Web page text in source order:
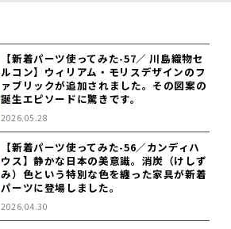
【新着パーツ使ってみた-57／ 川島織物セ
ルコン】ウィリアム・モリスデザインのフ
ァブリックが追加されました。その図案の
誕生エピソードに驚きです。
2026.05.28
【新着パーツ使ってみた-56／カンディハ
ウス】静かな日本の美意識。消炭（けしず
み）色という特別な色を纏った家具が新着
パーツに登場しました。
2026.04.30